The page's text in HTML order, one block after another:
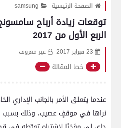
الصفحة الرئيسية samsung
الربع الأول من 2017
23 فبراير 2017 غير معروف
خط المقالة
عندما يتعلق الأمر بالجانب الإداري
نراها في موقفٍ عصيب، وذلك بسبب